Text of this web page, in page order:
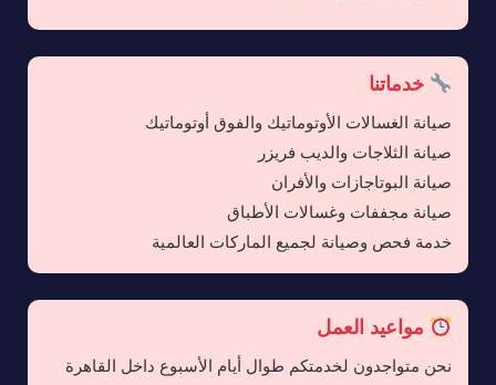
خدماتنا
صيانة الغسالات الأوتوماتيك والفوق أوتوماتيك
صيانة الثلاجات والديب فريزر
صيانة البوتاجازات والأفران
صيانة مجففات وغسالات الأطباق
خدمة فحص وصيانة لجميع الماركات العالمية
مواعيد العمل
نحن متواجدون لخدمتكم طوال أيام الأسبوع داخل القاهرة